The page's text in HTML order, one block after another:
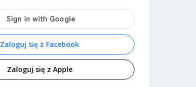
Zaloguj się z Facebook
Zaloguj się z Apple